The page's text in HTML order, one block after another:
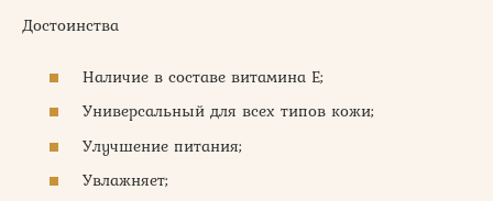
Достоинства
Наличие в составе витамина Е;
Универсальный для всех типов кожи;
Улучшение питания;
Увлажняет;